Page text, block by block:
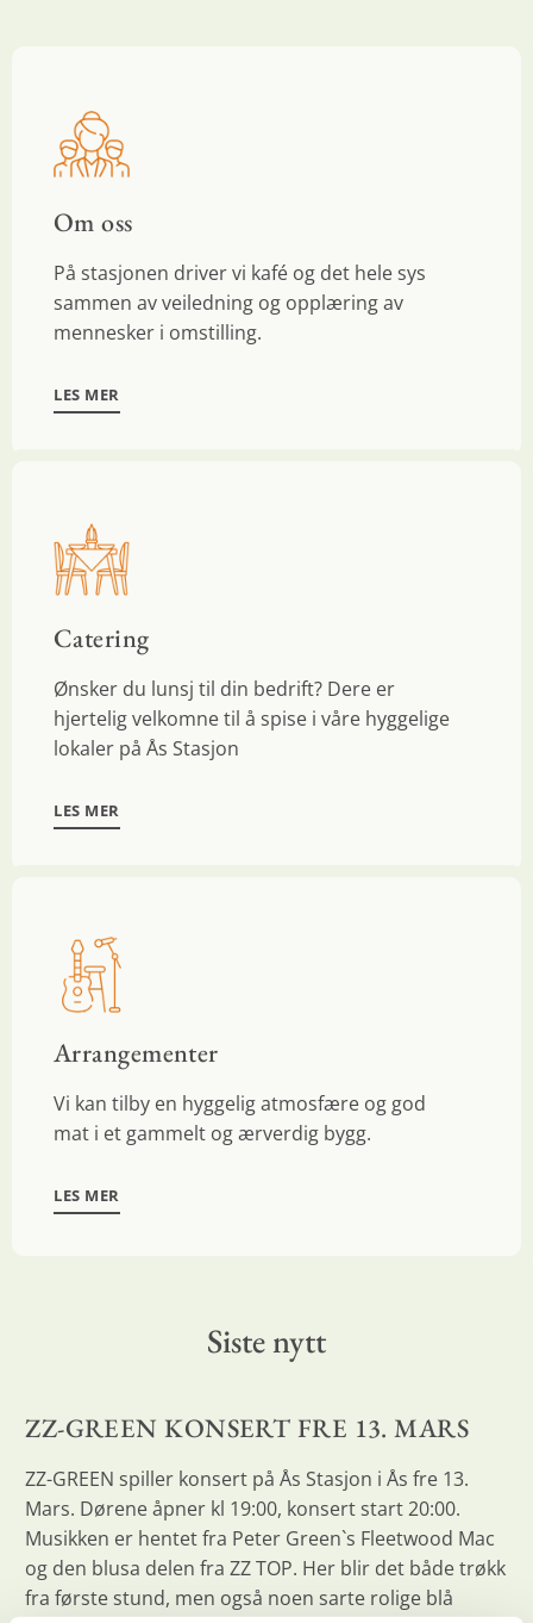
Om oss
På stasjonen driver vi kafé og det hele sys
sammen av veiledning og opplæring av
mennesker i omstilling.
LES MER
Catering
Ønsker du lunsj til din bedrift? Dere er
hjertelig velkomne til å spise i våre hyggelige
lokaler på Ås Stasjon
LES MER
Arrangementer
Vi kan tilby en hyggelig atmosfære og god
mat i et gammelt og ærverdig bygg.
LES MER
Siste nytt
ZZ-GREEN KONSERT FRE 13. MARS
ZZ-GREEN spiller konsert på Ås Stasjon i Ås fre 13.
Mars. Dørene åpner kl 19:00, konsert start 20:00.
Musikken er hentet fra Peter Green`s Fleetwood Mac
og den blusa delen fra ZZ TOP. Her blir det både trøkk
fra første stund, men også noen sarte rolige blå